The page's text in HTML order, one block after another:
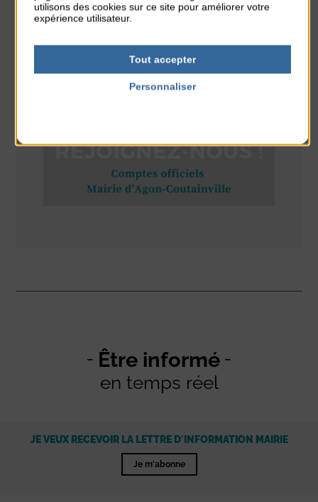
Place du Général de Gaulle
Être informé
en temps réel
JE VEUX RECEVOIR LA LETTRE D'INFORMATION MAIRIE
Je m'abonne
utilisons des cookies sur ce site pour améliorer votre
expérience utilisateur.
Tout accepter
Personnaliser